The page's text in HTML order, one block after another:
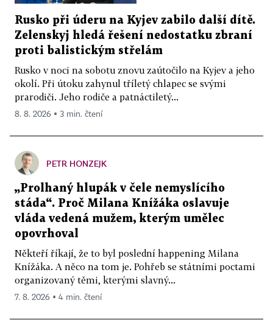
Rusko při úderu na Kyjev zabilo další dítě.
Zelenskyj hledá řešení nedostatku zbraní
proti balistickým střelám
Rusko v noci na sobotu znovu zaútočilo na Kyjev a jeho
okolí. Při útoku zahynul tříletý chlapec se svými
prarodiči. Jeho rodiče a patnáctiletý...
8. 8. 2026 ▪ 3 min. čtení
PETR HONZEJK
„Prolhaný hlupák v čele nemyslícího
stáda“. Proč Milana Knížáka oslavuje
vláda vedená mužem, kterým umělec
opovrhoval
Někteří říkají, že to byl poslední happening Milana
Knížáka. A něco na tom je. Pohřeb se státními poctami
organizovaný těmi, kterými slavný...
7. 8. 2026 ▪ 4 min. čtení